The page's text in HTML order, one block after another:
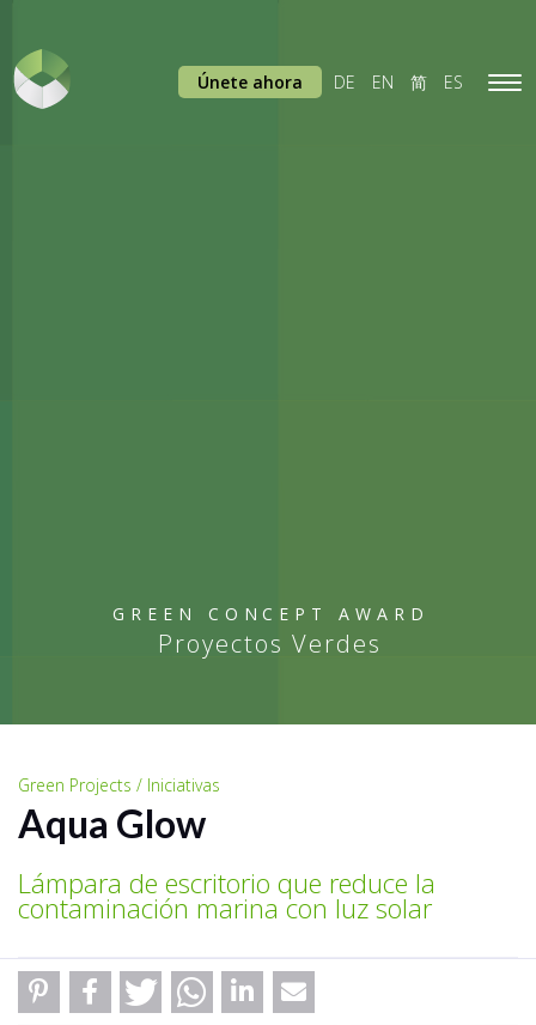
GREEN CONCEPT AWARD
Proyectos Verdes
Únete ahora DE EN 简 ES
Green Projects / Iniciativas
Aqua Glow
Lámpara de escritorio que reduce la
contaminación marina con luz solar